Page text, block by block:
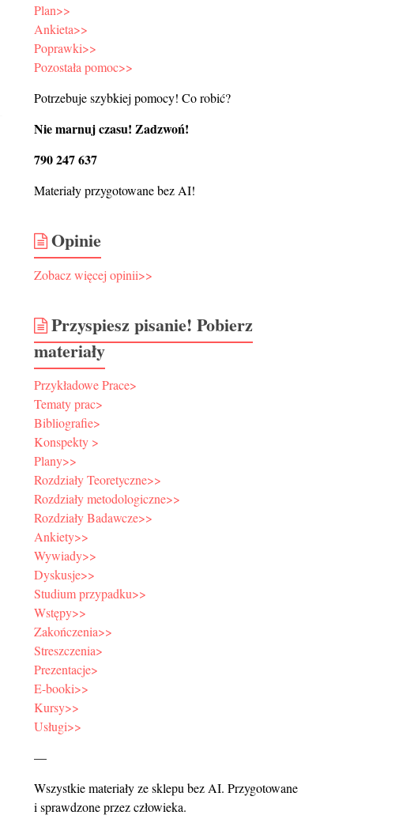
Plan>>
Ankieta>>
Poprawki>>
Pozostała pomoc>>
Potrzebuje szybkiej pomocy! Co robić?
Nie marnuj czasu! Zadzwoń!
790 247 637
Materiały przygotowane bez AI!
Opinie
Zobacz więcej opinii>>
Przyspiesz pisanie! Pobierz
materiały
Przykładowe Prace>
Tematy prac>
Bibliografie>
Konspekty >
Plany>>
Rozdziały Teoretyczne>>
Rozdziały metodologiczne>>
Rozdziały Badawcze>>
Ankiety>>
Wywiady>>
Dyskusje>>
Studium przypadku>>
Wstępy>>
Zakończenia>>
Streszczenia>
Prezentacje>
E-booki>>
Kursy>>
Usługi>>
—
Wszystkie materiały ze sklepu bez AI. Przygotowane
i sprawdzone przez człowieka.